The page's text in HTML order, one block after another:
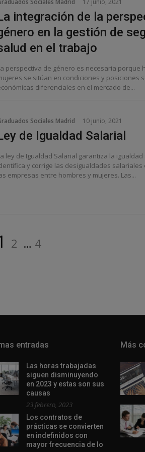
Sociales Madrid 17 junio, 2021
integración de la
en la gestión de
en el trabajo
perspectiva de género es necesaria porque
se sitúan en condiciones y posiciones
diferenciales en el mercado de...
Sociales Madrid 10 junio, 2021
de Igualdad Salarial
ley de Igualdad Salarial garantiza la
y corrige las desigualdades salariales
empresas entre hombres y mujeres. Las...
Página
2 … Página
4
entradas
Las horas trabajadas
siguen disminuyendo
en 2023 y estas son sus
causas
23 febrero, 2023
Los contratos de
prácticas se convierten
en indefinidos con
mayor frecuencia de lo
Más